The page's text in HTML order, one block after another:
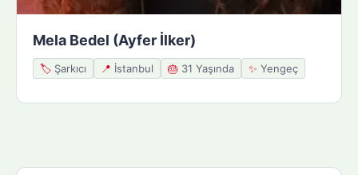
Mela Bedel (Ayfer İlker)
🏷️ Şarkıcı 📍 İstanbul 🎂 31 Yaşında ✨ Yengeç